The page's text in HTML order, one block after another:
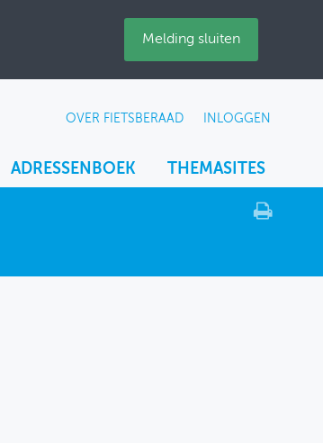
Melding sluiten
OVER FIETSBERAAD INLOGGEN
ADRESSENBOEK THEMASITES